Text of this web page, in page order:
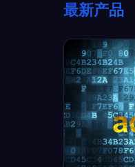
最新产品